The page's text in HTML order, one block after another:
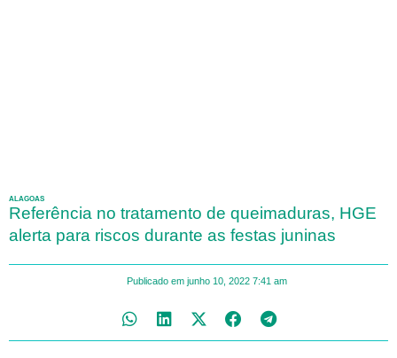
ALAGOAS
Referência no tratamento de queimaduras, HGE
alerta para riscos durante as festas juninas
Publicado em junho 10, 2022 7:41 am